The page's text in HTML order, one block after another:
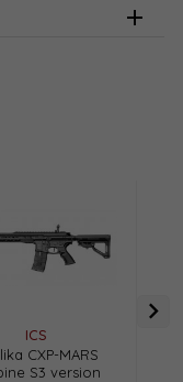
ICS
CXP-MARS
S3 version